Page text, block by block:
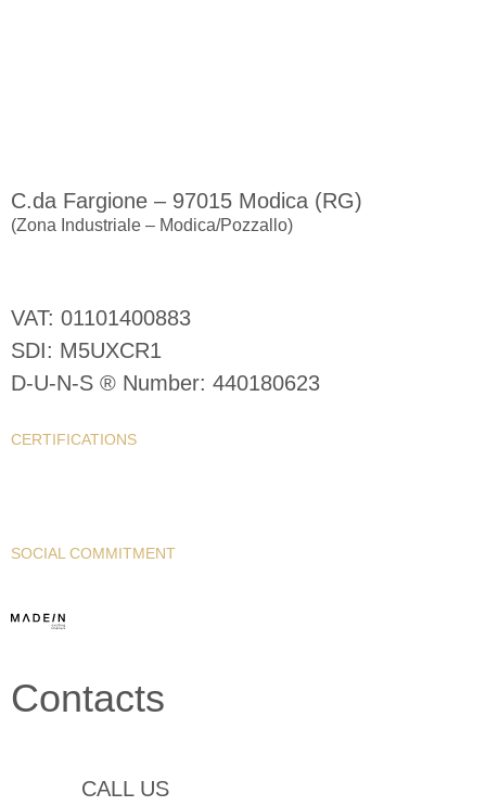
C.da Fargione – 97015 Modica (RG)
(Zona Industriale – Modica/Pozzallo)
VAT: 01101400883
SDI: M5UXCR1
D-U-N-S ® Number: 440180623
CERTIFICATIONS
SOCIAL COMMITMENT
Contacts
CALL US